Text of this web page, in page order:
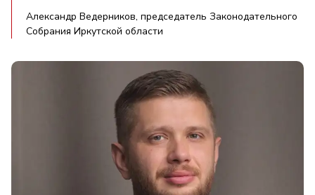
Александр Ведерников, председатель Законодательного
Собрания Иркутской области